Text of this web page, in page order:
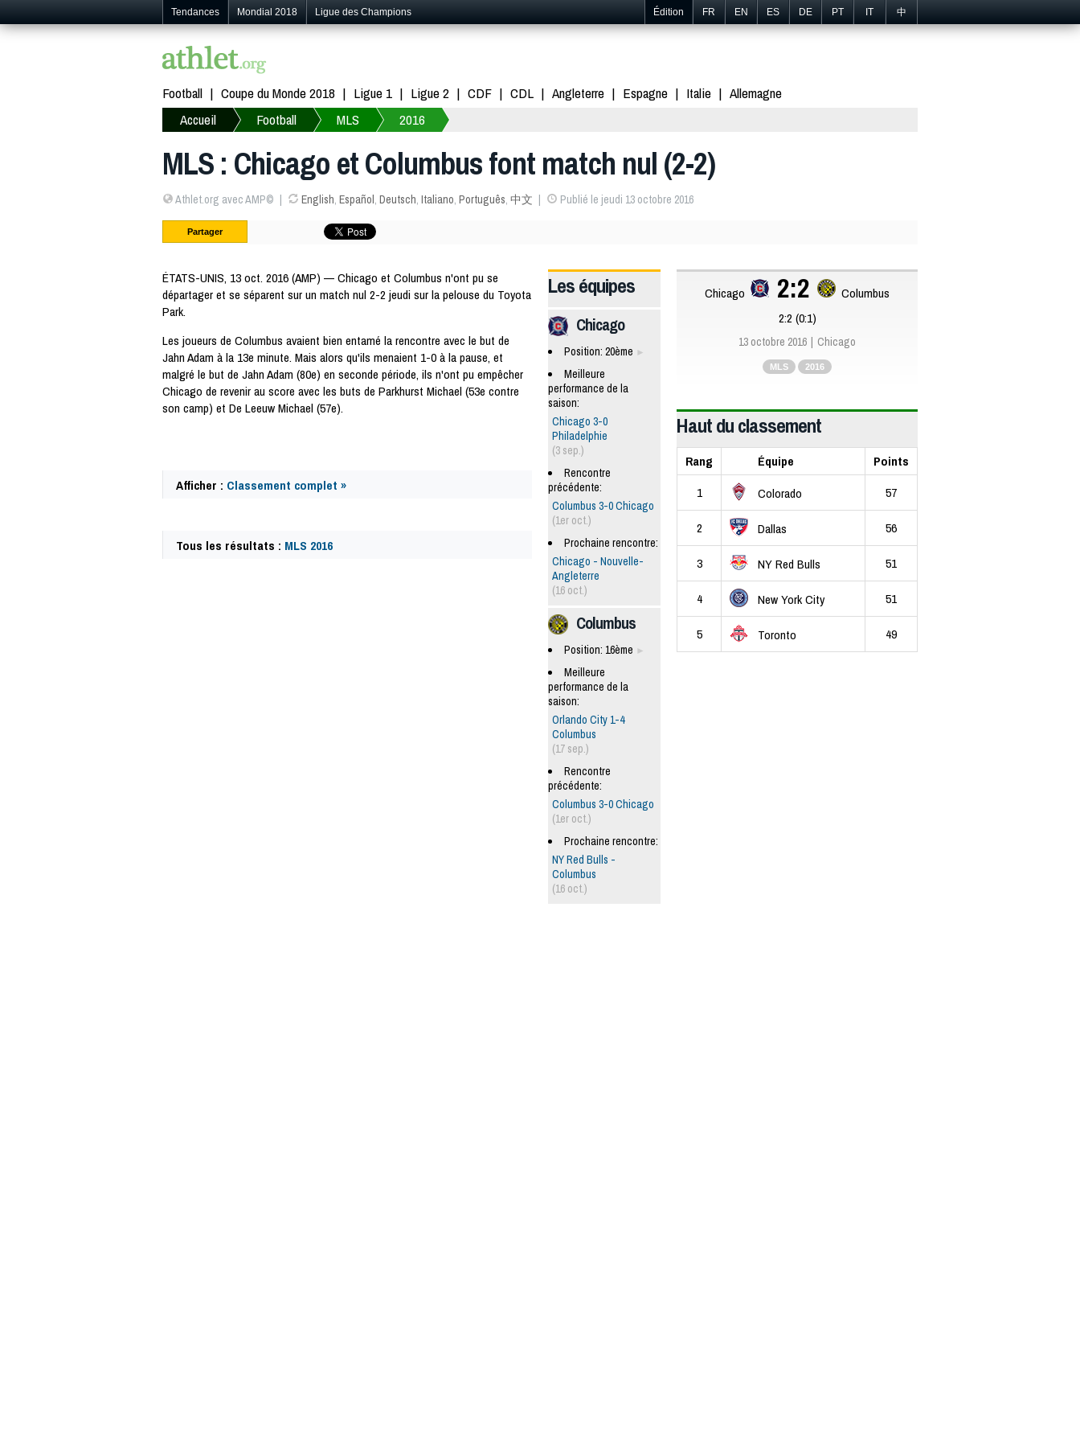
Tendances Mondial 2018 Ligue des Champions Édition FR EN ES DE PT IT 中
Football Coupe du Monde 2018 Ligue 1 Ligue 2 CDF CDL Angleterre Espagne Italie
Allemagne
Accueil
Football MLS 2016
MLS : Chicago et Columbus font match nul (2-2)
Athlet.org avec AMP© English, Español, Deutsch, Italiano, Português, 中文 Publié le jeudi 13 octobre 2016
Partager
ÉTATS-UNIS, 13 oct. 2016 (AMP) — Chicago et Columbus n'ont pu se
départager et se séparent sur un match nul 2-2 jeudi sur la pelouse du Toyota
Park.
Les joueurs de Columbus avaient bien entamé la rencontre avec le but de
Jahn Adam à la 13e minute. Mais alors qu'ils menaient 1-0 à la pause, et
malgré le but de Jahn Adam (80e) en seconde période, ils n'ont pu empêcher
Chicago de revenir au score avec les buts de Parkhurst Michael (53e contre
son camp) et De Leeuw Michael (57e).
Afficher : Classement complet »
Tous les résultats : MLS 2016
Les équipes
Chicago
Position: 20ème
Meilleure
performance de la
saison:
Chicago 3-0
Philadelphie
(3 sep.)
Rencontre
précédente:
Columbus 3-0 Chicago
(1er oct.)
Prochaine rencontre:
Chicago - Nouvelle-
Angleterre
(16 oct.)
Columbus
Position: 16ème
Meilleure
performance de la
saison:
Orlando City 1-4
Columbus
(17 sep.)
Rencontre
précédente:
Columbus 3-0 Chicago
(1er oct.)
Prochaine rencontre:
NY Red Bulls -
Columbus
(16 oct.)
Chicago 2:2
Columbus
2:2 (0:1)
13 octobre 2016 Chicago
MLS 2016
Haut du classement
Rang Équipe
Points
1
Colorado 57
2 Dallas 56
3 NY Red Bulls 51
4 New York City 51
5 Toronto 49